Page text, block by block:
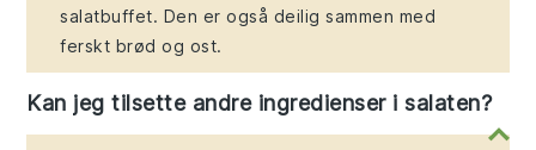
salatbuffet. Den er også deilig sammen med
ferskt brød og ost.
Kan jeg tilsette andre ingredienser i salaten?